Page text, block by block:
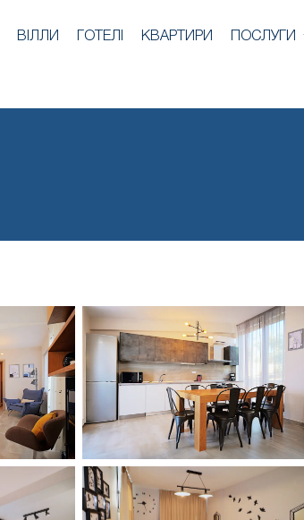
ВІЛЛИ ГОТЕЛІ КВАРТИРИ ПОСЛУГИ